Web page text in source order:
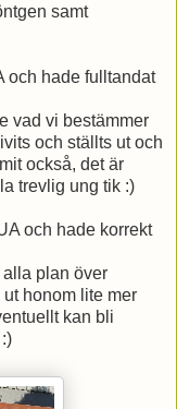
samt
och hade fulltandat
vad vi bestämmer
och ställts ut och
också, det är
trevlig ung tik :)
och hade korrekt
plan över
honom lite mer
kan bli